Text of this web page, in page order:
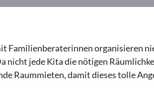
Familienberaterinnen organisieren
nicht jede Kita die nötigen
Raummieten, damit dieses tolle